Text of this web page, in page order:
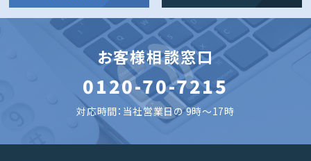
お客様相談窓口
0120-70-7215
対応時間：当社営業日の 9時～17時